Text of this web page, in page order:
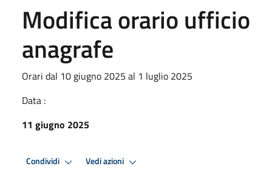
Modifica orario ufficio
anagrafe
Orari dal 10 giugno 2025 al 1 luglio 2025
Data :
11 giugno 2025
Condividi Vedi azioni